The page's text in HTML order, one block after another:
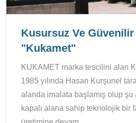
Kusursuz Ve
"Kukamet"
KUKAMET marka tescilini alan
1985 yılında Hasan Kurşunel
alanda imalata başlamış olup şu
kapalı alana sahip teknolojik bir